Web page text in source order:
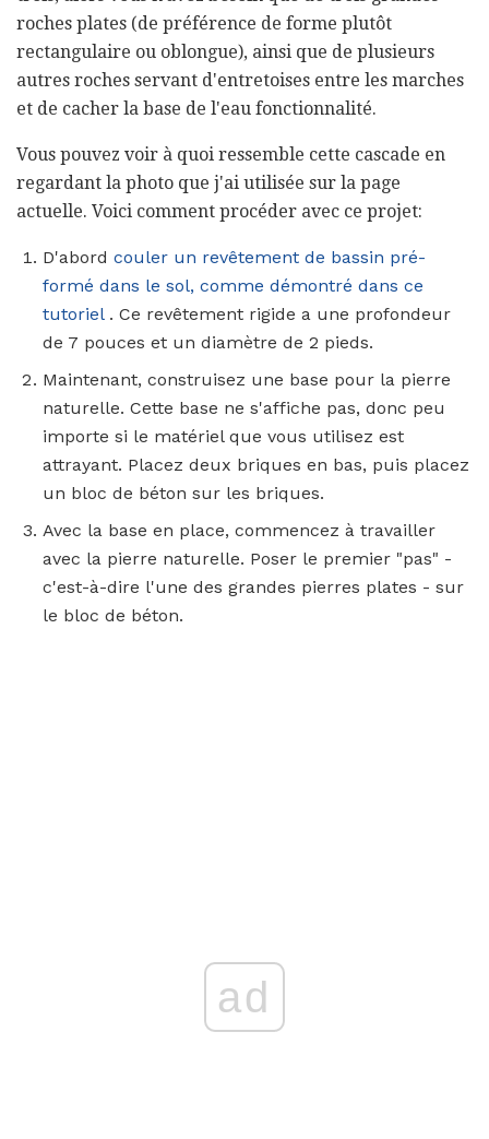
roches plates (de préférence de forme plutôt
rectangulaire ou oblongue), ainsi que de plusieurs
autres roches servant d'entretoises entre les marches
et de cacher la base de l'eau fonctionnalité.
Vous pouvez voir à quoi ressemble cette cascade en
regardant la photo que j'ai utilisée sur la page
actuelle. Voici comment procéder avec ce projet:
D'abord couler un revêtement de bassin pré-
formé dans le sol, comme démontré dans ce
tutoriel. Ce revêtement rigide a une profondeur
de 7 pouces et un diamètre de 2 pieds.
Maintenant, construisez une base pour la pierre
naturelle. Cette base ne s'affiche pas, donc peu
importe si le matériel que vous utilisez est
attrayant. Placez deux briques en bas, puis placez
un bloc de béton sur les briques.
Avec la base en place, commencez à travailler
avec la pierre naturelle. Poser le premier "pas" -
c'est-à-dire l'une des grandes pierres plates - sur
le bloc de béton.
ad